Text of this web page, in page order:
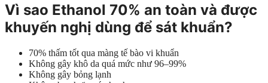
Vì sao Ethanol 70% an toàn và được
khuyến nghị dùng để sát khuẩn?
70% thấm tốt qua màng tế bào vi khuẩn
Không gây khô da quá mức như 96–99%
Không gây bỏng lạnh